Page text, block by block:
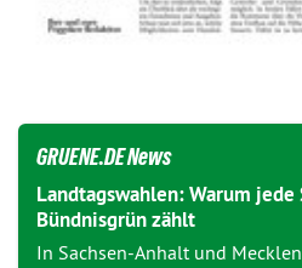
GRUENE.DE News
Landtagswahlen: Warum
Bündnisgrün zählt
In Sachsen-Anhalt und